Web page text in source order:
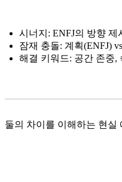
시너지: ENFJ의 방향
잠재 충돌: 계획(ENFJ)
해결 키워드: 공간 존중,
둘의 차이를 이해하는 현실